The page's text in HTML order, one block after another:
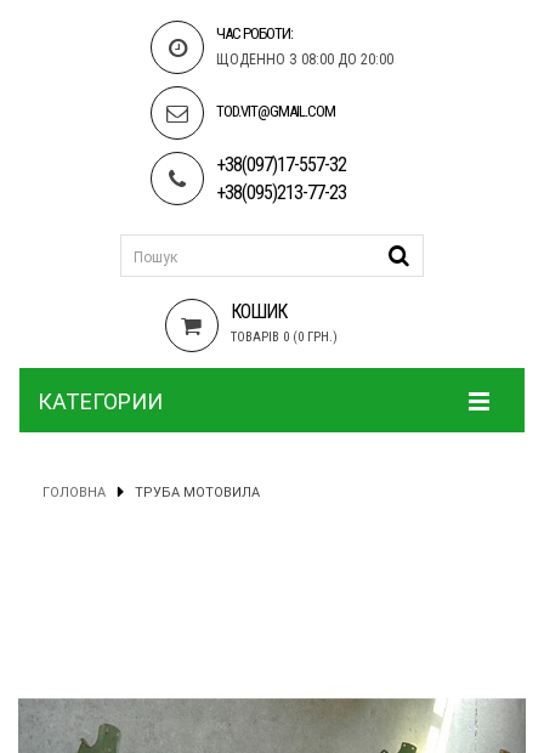
ЧАС РОБОТИ:
ЩОДЕННО З 08:00 ДО 20:00
TOD.VIT@GMAIL.COM
+38(097)17-557-32
+38(095)213-77-23
КОШИК
ТОВАРІВ 0 (0 ГРН.)
КАТЕГОРИИ
ГОЛОВНА ТРУБА МОТОВИЛА